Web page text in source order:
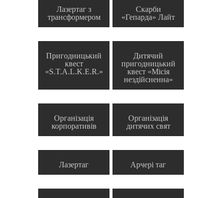
Лазертаг з
трансформером
Скарби
«Гепарда» Лайт
Пригодницький
квест
«S.T.A.L.K.E.R.»
Дитячий
пригодницький
квест «Місія
нездійсненна»
Організація
корпоративів
Організація
дитячих свят
Лазертаг Арчері таг